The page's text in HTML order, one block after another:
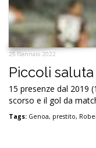
25 Gennaio 2022
Piccoli
15 presenze dal 2019
scorso e il gol da
Tags: Genoa, prestito,